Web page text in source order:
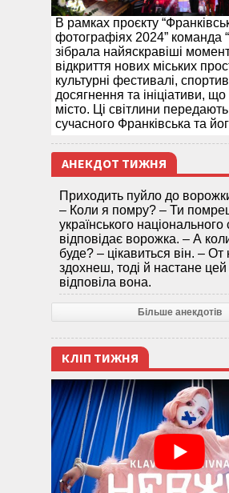
В рамках проєкту
фотографіях 2024” команда
зібрала найяскравіші
відкриття нових міських
культурні фестивалі,
досягнення та ініціативи,
місто. Ці світлини
сучасного Франківська та
АНЕКДОТ ТИЖНЯ
Приходить пуйло до
– Коли я помру? – Ти
українського національного
відповідає ворожка. – А
буде? – цікавиться він. – От
здохнеш, тоді й настане
відповіла вона.
Більше анекдотів
КЛІП ТИЖНЯ